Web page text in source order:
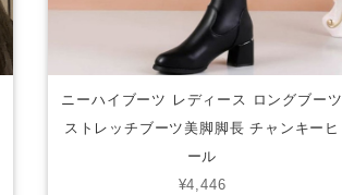
ニーハイブーツ レディース ロングブーツ
ストレッチブーツ美脚脚長 チャンキーヒ
ール
¥4,446